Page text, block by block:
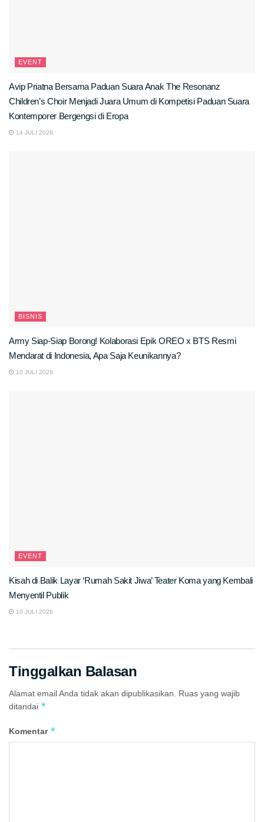
EVENT
Avip Priatna Bersama Paduan Suara Anak The Resonanz
Children’s Choir Menjadi Juara Umum di Kompetisi Paduan Suara
Kontemporer Bergengsi di Eropa
14 JULI 2026
BISNIS
Army Siap-Siap Borong! Kolaborasi Epik OREO x BTS Resmi
Mendarat di Indonesia, Apa Saja Keunikannya?
10 JULI 2026
EVENT
Kisah di Balik Layar ‘Rumah Sakit Jiwa’ Teater Koma yang Kembali
Menyentil Publik
10 JULI 2026
Tinggalkan Balasan
Alamat email Anda tidak akan dipublikasikan.
Ruas yang wajib
ditandai *
Komentar *